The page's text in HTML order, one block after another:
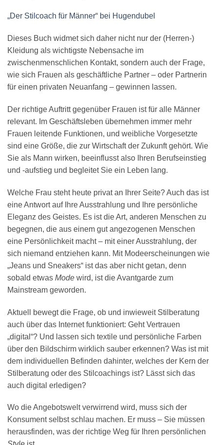
„Der Stilcoach für Männer“ bei Hugendubel
Dieses Buch widmet sich daher nicht nur der (Herren-)
Kleidung als wichtigste Nebensache im
zwischenmenschlichen Kontakt, sondern auch der Frage,
wie sich Frauen als geschäftliche Partner – oder Partnerin
für einen privaten Neuanfang – gewinnen lassen.
Der richtige Auftritt gegenüber Frauen ist für alle Männer
relevant. Im Geschäftsleben übernehmen immer mehr
Frauen leitende Funktionen, und weibliche Vorgesetzte
sind eine Größe, die zur Wirtschaft der Zukunft gehört. Wie
Sie als Mann wirken, beeinflusst also Ihren Berufseinstieg
und -aufstieg und begleitet Sie ein Leben lang.
Welche Frau steht heute privat an Ihrer Seite? Auch das ist
eine Antwort auf Ihre Ausstrahlung und Ihre persönliche
Eleganz des Geistes. Es ist die Art, anderen Menschen zu
begegnen, die aus einem gut angezogenen Menschen
eine Persönlichkeit macht – mit einer Ausstrahlung, der
sich niemand entziehen kann. Mit Modeerscheinungen wie
„Jeans und Sneakers“ ist das aber nicht getan, denn
sobald etwas Mode wird, ist die Avantgarde zum
Mainstream geworden.
Aktuell bewegt die Frage, ob und inwieweit Stilberatung
auch über das Internet funktioniert: Geht Vertrauen
„digital“? Und lassen sich textile und persönliche Farben
über den Bildschirm wirklich sauber erkennen? Was ist mit
dem individuellen Befinden dahinter, welches der Kern der
Stilberatung oder des Stilcoachings ist? Lässt sich das
auch digital erledigen?
Wo die Angebotswelt verwirrend wird, muss sich der
Konsument selbst schlau machen. Er muss – Sie müssen
herausfinden, was der richtige Weg für Ihren persönlichen